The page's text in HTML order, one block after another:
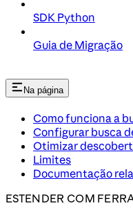
SDK Python
Guia de Migração
Na página
Como funciona a
Configurar busca
Otimizar
Limites
Documentação
ESTENDER COM